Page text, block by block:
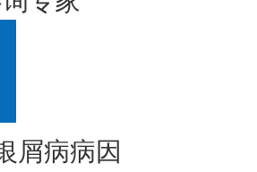
屑病病因